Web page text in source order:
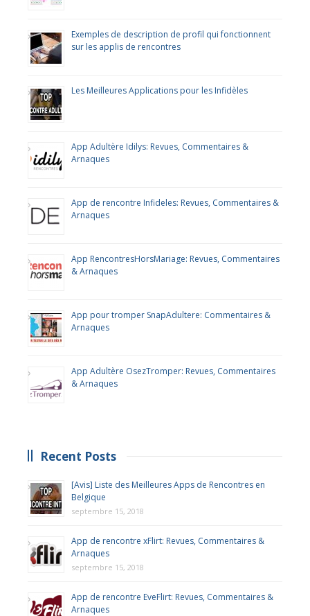
Exemples de description de profil qui fonctionnent
sur les applis de rencontres
Les Meilleures Applications pour les Infidèles
App Adultère Idilys: Revues, Commentaires &
Arnaques
App de rencontre Infideles: Revues, Commentaires &
Arnaques
App RencontresHorsMariage: Revues, Commentaires
& Arnaques
App pour tromper SnapAdultere: Commentaires &
Arnaques
App Adultère OsezTromper: Revues, Commentaires
& Arnaques
Recent Posts
[Avis] Liste des Meilleures Apps de Rencontres en
Belgique
septembre 15, 2018
App de rencontre xFlirt: Revues, Commentaires &
Arnaques
septembre 15, 2018
App de rencontre EveFlirt: Revues, Commentaires &
Arnaques